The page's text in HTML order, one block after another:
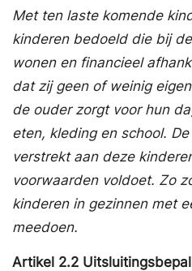
Met ten laste komende
kinderen bedoeld die bij
wonen en financieel
dat zij geen of weinig
de ouder zorgt voor hun
eten, kleding en school.
verstrekt aan deze
voorwaarden voldoet. Zo
kinderen in gezinnen met
meedoen.
Artikel 2.2